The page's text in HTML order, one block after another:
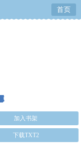
首页
加入书架
下载TXT2